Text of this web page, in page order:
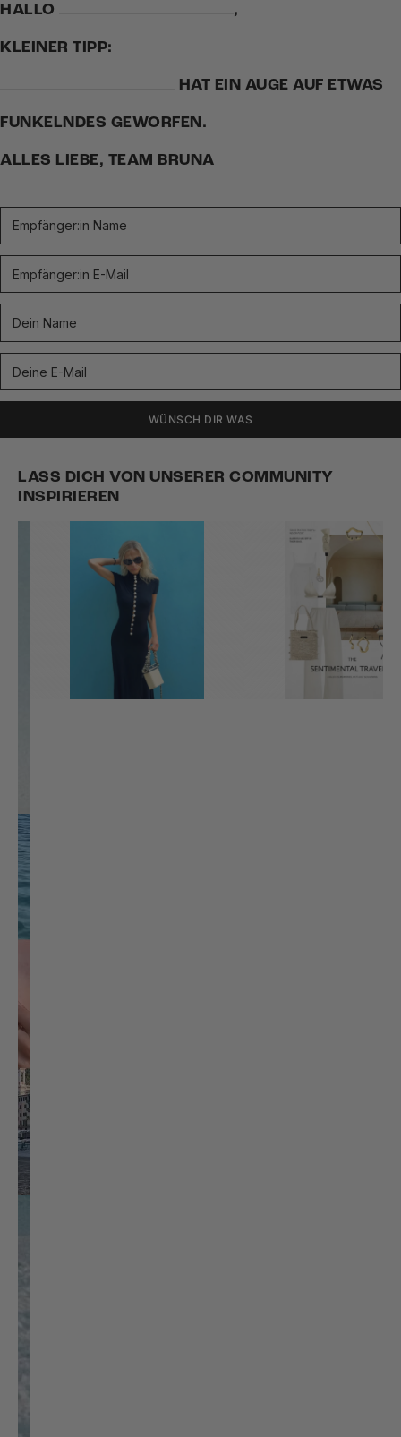
HALLO ,
KLEINER TIPP:
HAT EIN AUGE AUF ETWAS
FUNKELNDES GEWORFEN.
ALLES LIEBE, TEAM BRUNA
WÜNSCH DIR WAS
LASS DICH VON UNSERER COMMUNITY
INSPIRIEREN